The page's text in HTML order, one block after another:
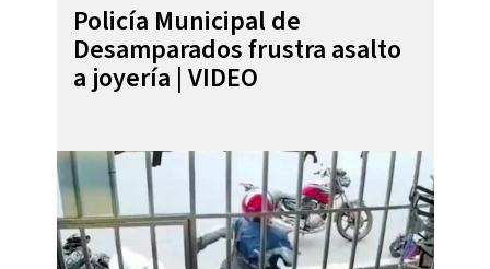
Policía Municipal de
Desamparados frustra asalto
a joyería | VIDEO